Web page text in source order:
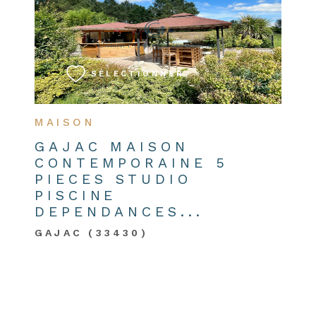
MAISON
GAJAC MAISON
CONTEMPORAINE 5
PIECES STUDIO
PISCINE
DEPENDANCES...
GAJAC (33430)
SÉLECTIONNER
VOIR LE BIEN